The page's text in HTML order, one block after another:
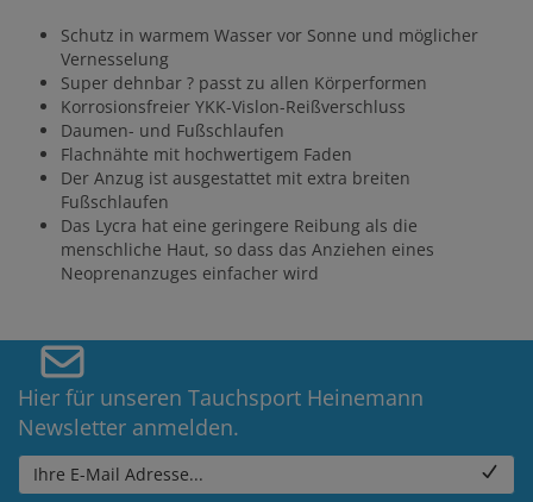
Schutz in warmem Wasser vor Sonne und möglicher
Vernesselung
Super dehnbar ? passt zu allen Körperformen
Korrosionsfreier YKK-Vislon-Reißverschluss
Daumen- und Fußschlaufen
Flachnähte mit hochwertigem Faden
Der Anzug ist ausgestattet mit extra breiten
Fußschlaufen
Das Lycra hat eine geringere Reibung als die
menschliche Haut, so dass das Anziehen eines
Neoprenanzuges einfacher wird
Hier für unseren Tauchsport Heinemann
Newsletter anmelden.
Ihre E-Mail Adresse...